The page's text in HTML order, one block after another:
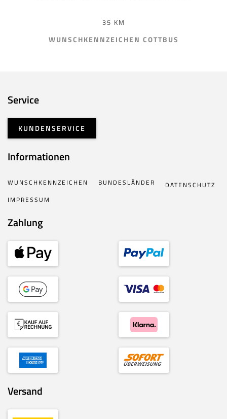
35 KM
WUNSCHKENNZEICHEN COTTBUS
Service
KUNDENSERVICE
Informationen
WUNSCHKENNZEICHEN BUNDESLÄNDER
DATENSCHUTZ
IMPRESSUM
Zahlung
Versand